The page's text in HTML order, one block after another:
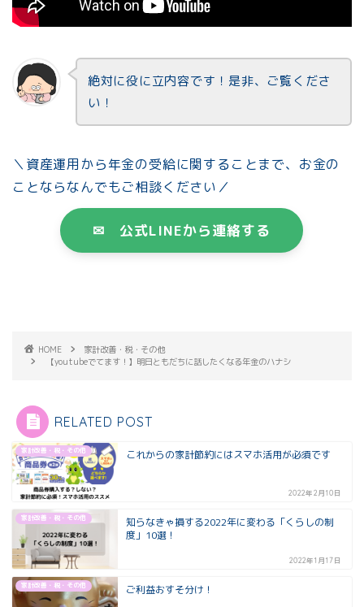
絶対に役に立内容です！是非、ご覧くださ
い！
＼資産運用から年金の受給に関することまで、お金の
ことならなんでもご相談ください／
✉ 公式LINEから連絡する
HOME
家計改善・税・その他
【youtubeでてます！】明日ともだちに話したくなる年金のハナシ
RELATED POST
家計改善・税・その他 これからの家計節約にはスマホ活用が必須です
2022年2月10日
家計改善・税・その他
知らなきゃ損する2022年に変わる「くらしの制
度」10選！
2022年1月17日
家計改善・税・その他 ご利益おすそ分け！